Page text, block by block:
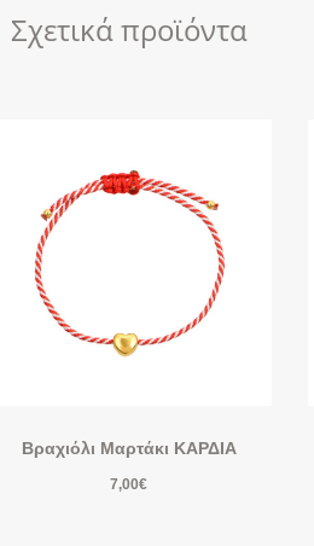
Σχετικά προϊόντα
Βραχιόλι Μαρτάκι ΚΑΡΔΙΑ
7,00€